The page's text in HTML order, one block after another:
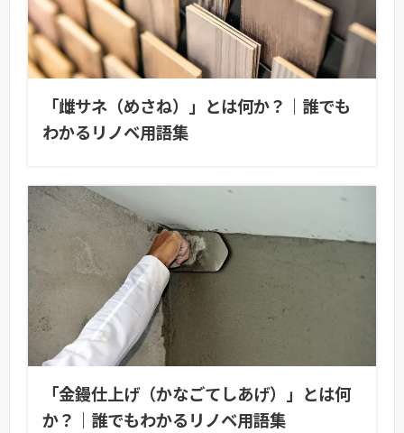
「雌サネ（めさね）」とは何か？｜誰でも
わかるリノベ用語集
「金鏝仕上げ（かなごてしあげ）」とは何
か？｜誰でもわかるリノベ用語集